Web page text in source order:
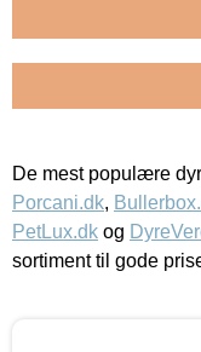
De mest populære
Porcani.dk,
PetLux.dk og
sortiment til gode